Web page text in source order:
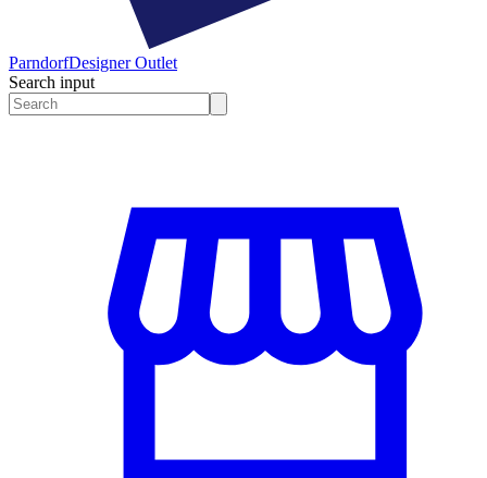
ParndorfDesigner Outlet
Search input